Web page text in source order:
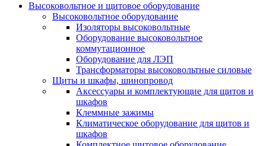
Высоковольтное и щитовое оборудование
Высоковольтное оборудование
Изоляторы высоковольтные
Оборудование высоковольтное
коммутационное
Оборудование для ЛЭП
Трансформаторы высоковольтные силовые
Щиты и шкафы, шинопровод
Аксессуары и комплектующие для щитов и
шкафов
Клеммные зажимы
Климатическое оборудование для щитов и
шкафов